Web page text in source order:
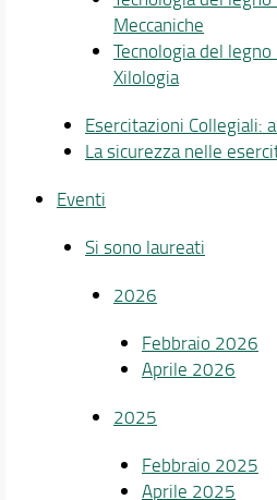
Meccaniche
Tecnologia del
Xilologia
Esercitazioni Collegiali:
La sicurezza nelle
Eventi
Si sono laureati
2026
Febbraio 2026
Aprile 2026
2025
Febbraio 2025
Aprile 2025